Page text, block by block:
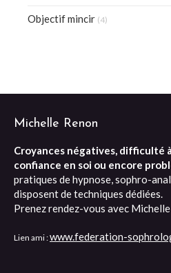
Objectif mincir (4)
Michelle Renon
Croyances négatives, difficulté
confiance en soi ou encore
pratiques de hypnose, sophro-
disposent de techniques dédiées.
Prenez rendez-vous avec
Lien ami :www.federation-